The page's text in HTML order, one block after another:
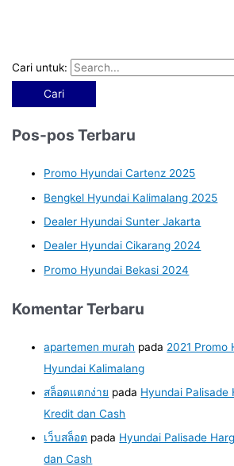
Cari untuk:
Pos-pos Terbaru
Promo Hyundai Cartenz 2025
Bengkel Hyundai Kalimalang 2025
Dealer Hyundai Sunter Jakarta
Dealer Hyundai Cikarang 2024
Promo Hyundai Bekasi 2024
Komentar Terbaru
apartemen murah pada 2021 Promo
Hyundai Kalimalang
สล็อตแตกง่าย pada Hyundai Palisade
Kredit dan Cash
เว็บสล็อต pada Hyundai Palisade
dan Cash